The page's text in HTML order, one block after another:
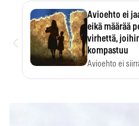
Avioehto ei
eikä määrää
virhettä,
kompastuu
Avioehto ei